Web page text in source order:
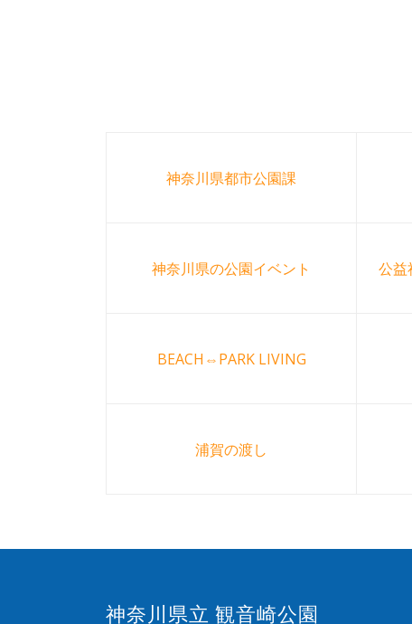
神奈川県都市公園課
神奈川県の公園イベント 公益
BEACH⇔PARK LIVING
浦賀の渡し
神奈川県立 観音崎公園